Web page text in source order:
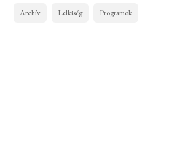
Archív Lelkiség Programok